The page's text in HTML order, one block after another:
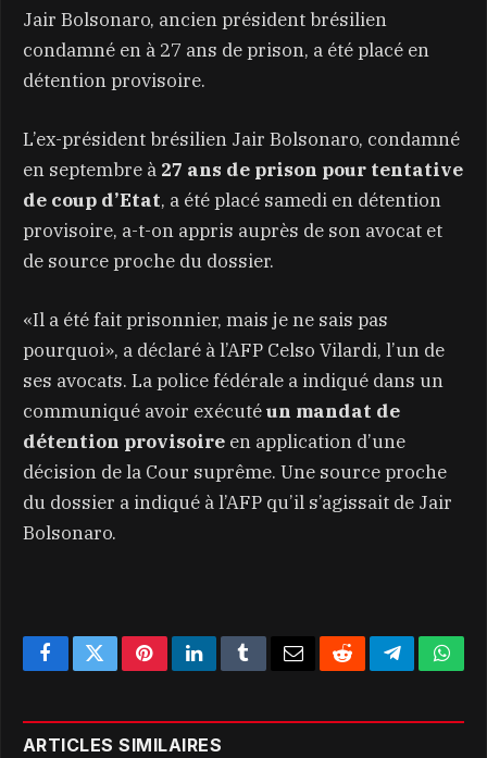
Jair Bolsonaro, ancien président brésilien
condamné en à 27 ans de prison, a été placé en
détention provisoire.
L’ex-président brésilien Jair Bolsonaro, condamné
en septembre à 27 ans de prison pour tentative
de coup d’Etat, a été placé samedi en détention
provisoire, a-t-on appris auprès de son avocat et
de source proche du dossier.
«Il a été fait prisonnier, mais je ne sais pas
pourquoi», a déclaré à l’AFP Celso Vilardi, l’un de
ses avocats. La police fédérale a indiqué dans un
communiqué avoir exécutéun mandat de
détention provisoire en application d’une
décision de la Cour suprême. Une source proche
du dossier a indiqué à l’AFP qu’il s’agissait de Jair
Bolsonaro.
FacebookTwitterPinterestLinkedInTumblr EmailRedditTelegram
ARTICLES SIMILAIRES